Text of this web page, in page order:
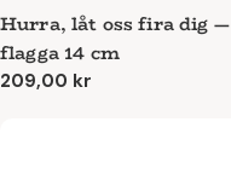
Hurra, låt oss fira dig —
flagga 14 cm
Ordinarie
209,00 kr